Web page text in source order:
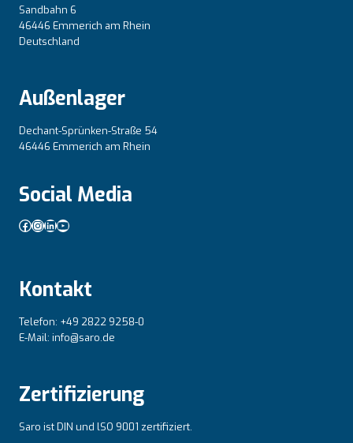
Sandbahn 6
46446 Emmerich am Rhein
Deutschland
Außenlager
Dechant-Sprünken-Straße 54
46446 Emmerich am Rhein
Social Media
Facebook
Instagram
LinkedIn
YouTube
Kontakt
Telefon: +49 2822 9258-0
E-Mail: info@saro.de
Zertifizierung
Saro ist DIN und lSO 9001 zertifiziert.